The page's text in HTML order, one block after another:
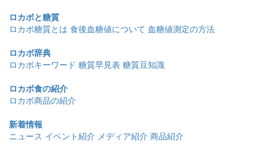
ロカボと糖質
ロカボ糖質とは 食後血糖値について 血糖値測定の方法
ロカボ辞典
ロカボキーワード 糖質早見表 糖質豆知識
ロカボ食の紹介
ロカボ商品の紹介
新着情報
ニュース イベント紹介 メディア紹介 商品紹介